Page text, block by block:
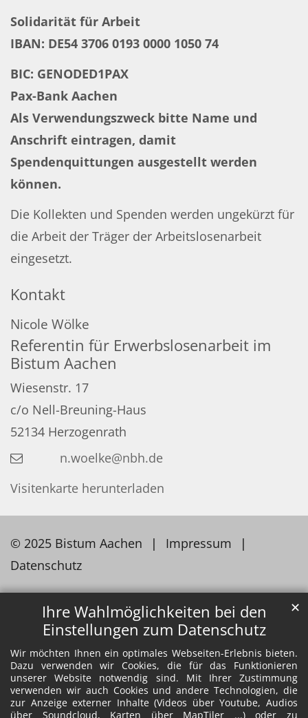
Ihre Wahlmöglichkeiten bei den
Einstellungen zum Datenschutz
Wir möchten Ihnen ein optimales Webseiten-Erlebnis bieten.
Dazu verwenden wir Cookies, die für das Funktionieren
unserer Website notwendig sind. Mit Ihrer Zustimmung
verwenden wir auch Cookies und andere Technologien, die
zur Anzeige externer Inhalte (Videos über Youtube, Audios
über Soundcloud, Karten über MapTiler ...) oder zu
✕
Solidarität für Arbeit
IBAN: DE54 3706 0193 0000 1050 74
BIC: GENODED1PAX
Pax-Bank Aachen
Als Verwendungszweck bitte Name und
Anschrift eintragen, damit
Spendenquittungen ausgestellt werden
können.
Die Kollekten und Spenden werden ungekürzt für
die Arbeit der Träger der Arbeitslosenarbeit
eingesetzt.
Kontakt
Nicole Wölke
Referentin für Erwerbslosenarbeit im
Bistum Aachen
Wiesenstr. 17
c/o Nell-Breuning-Haus
52134 Herzogenrath
n.woelke@nbh.de
Visitenkarte herunterladen
© 2025 Bistum Aachen
Impressum
Datenschutz